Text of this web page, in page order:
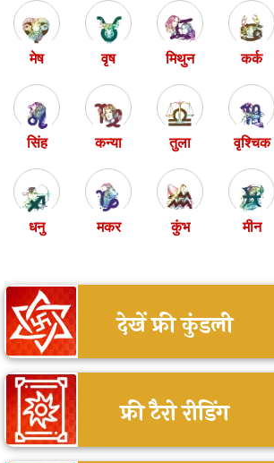
मेष वृष मिथुन कर्क
सिंह कन्या तुला वृश्चिक
धनु मकर कुंभ मीन
देखें फ्री कुंडली
फ्री टैरो रीडिंग